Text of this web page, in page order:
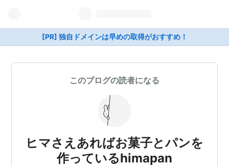
[PR] 独自ドメインは早めの取得がおすすめ！
このブログの読者になる
ヒマさえあればお菓子とパンを
作っているhimapan